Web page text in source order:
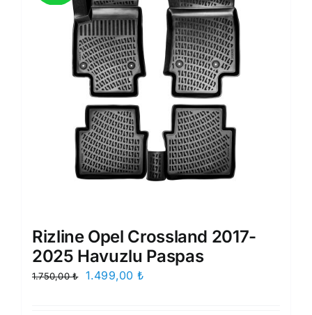
Rizline Opel Crossland 2017-
2025 Havuzlu Paspas
1.750,00₺
Orijinal
1.499,00 ₺